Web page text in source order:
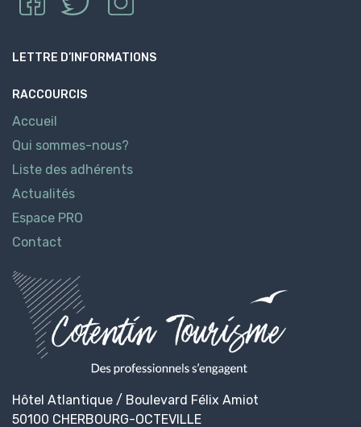
LETTRE D’INFORMATIONS
RACCOURCIS
Accueil
Qui sommes-nous?
Liste des adhérents
Actualités
Espace PRO
Contact
Hôtel Atlantique / Boulevard Félix Amiot
50100 CHERBOURG-OCTEVILLE